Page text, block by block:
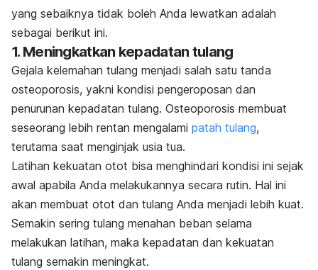
yang sebaiknya tidak boleh Anda lewatkan adalah
sebagai berikut ini.
1. Meningkatkan kepadatan tulang
Gejala kelemahan tulang menjadi salah satu tanda
osteoporosis, yakni kondisi pengeroposan dan
penurunan kepadatan tulang. Osteoporosis membuat
seseorang lebih rentan mengalami patah tulang,
terutama saat menginjak usia tua.
Latihan kekuatan otot bisa menghindari kondisi ini sejak
awal apabila Anda melakukannya secara rutin. Hal ini
akan membuat otot dan tulang Anda menjadi lebih kuat.
Semakin sering tulang menahan beban selama
melakukan latihan, maka kepadatan dan kekuatan
tulang semakin meningkat.